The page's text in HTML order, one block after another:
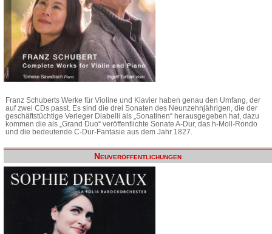
Franz Schuberts Werke für Violine und Klavier haben genau den Umfang, der
auf zwei CDs passt. Es sind die drei Sonaten des Neunzehnjährigen, die der
geschäftstüchtige Verleger Diabelli als „Sonatinen“ herausgegeben hat, dazu
kommen die als „Grand Duo“ veröffentlichte Sonate A-Dur, das h-Moll-Rondo
und die bedeutende C-Dur-Fantasie aus dem Jahr 1827.
Neuveröffentlichungen